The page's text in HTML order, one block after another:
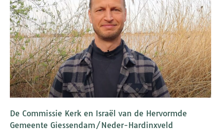
De Commissie Kerk en Israël van de Hervormde
Gemeente Giessendam/Neder-Hardinxveld